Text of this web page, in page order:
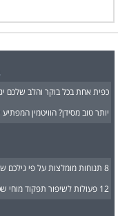
כפית אחת בכל בוקר והלב שלכם
יותר טוב מסידן? הוויטמין
8 תנוחות מומלצות על פי גילכם שכדאי לנסות כבר הלילה במיטה
12 פעולות לשיפור תפקוד מוחי שכדאי לכם לבצע, במיוחד את 6!